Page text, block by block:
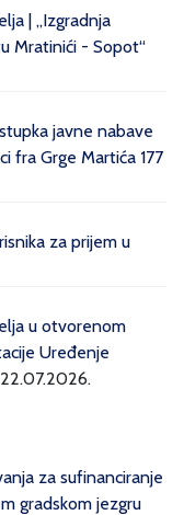
| „Izgradnja
Mratinići - Sopot“
javne nabave
fra Grge Martića 177
za prijem u
u otvorenom
Uređenje
22.07.2026.
za sufinanciranje
gradskom jezgru